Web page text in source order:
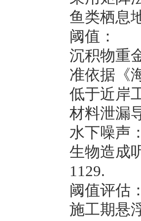
鱼类栖息
阈值：
沉积物重
准依据《
低于近岸
材料泄漏
水下噪声
生物造成
1129.
阈值评估
施工期悬